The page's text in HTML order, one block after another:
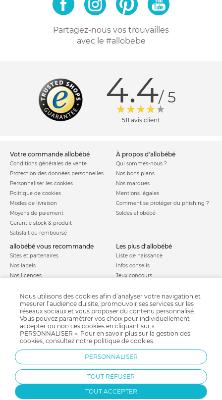
Partagez-nous vos trouvailles
avec le #allobebe
4.4/ 5
511 avis client
votre commande allobébé
Conditions générales de vente
Protection des données personnelles
Personnaliser les cookies
Politique de cookies
Modes de livraison
Moyens de paiement
Garantie stock & produit
Satisfait ou remboursé
à propos d'allobébé
Qui sommes-nous ?
Nos bons plans
Nos marques
Mentions légales
Comment se protéger du phishing ?
Soldes allobébé
allobébé vous recommande
Sites et partenaires
Nos labels
Nos licences
les plus d'allobébé
Liste de naissance
Infos conseils
Jeux concours
Parrainage
Paiement sécurisé
Charte qualité
Nous utilisons des cookies afin d’analyser votre navigation et
mesurer l’audience du site, promouvoir ses services sur les
réseaux sociaux et vous proposer du contenu personnalisé.
Vous pouvez paramétrer vos choix pour individuellement
accepter ou non ces cookies en cliquant sur «
PERSONNALISER ». Pour en savoir plus sur la gestion des
cookies, consultez notre politique de cookies.
PERSONNALISER
TOUT REFUSER
TOUT ACCEPTER